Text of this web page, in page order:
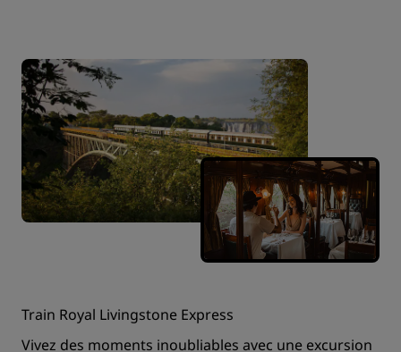
Train Royal Livingstone Express
Vivez des moments inoubliables avec une excursion